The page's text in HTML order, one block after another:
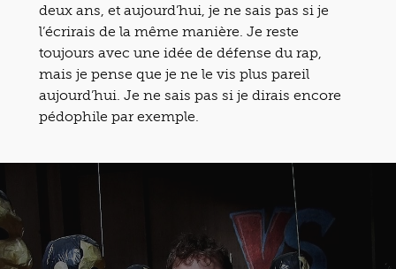
deux ans, et aujourd’hui, je ne sais pas si je
l’écrirais de la même manière. Je reste
toujours avec une idée de défense du rap,
mais je pense que je ne le vis plus pareil
aujourd’hui. Je ne sais pas si je dirais encore
pédophile par exemple.